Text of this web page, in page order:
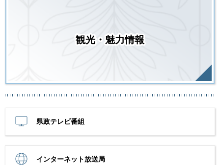
観光・魅力情報
県政テレビ番組
インターネット放送局